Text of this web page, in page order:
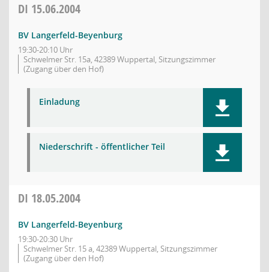
DI 15.06.2004
BV Langerfeld-Beyenburg
19:30-20:10 Uhr
Schwelmer Str. 15a, 42389 Wuppertal, Sitzungszimmer
(Zugang über den Hof)
Einladung
Niederschrift - öffentlicher Teil
DI 18.05.2004
BV Langerfeld-Beyenburg
19:30-20:30 Uhr
Schwelmer Str. 15 a, 42389 Wuppertal, Sitzungszimmer
(Zugang über den Hof)